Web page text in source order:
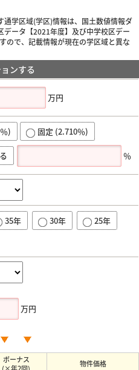
学区域(学区)情報は、国土数値情報ダ
データ【2021年度】及び中学校区デー
ので、記載情報が現在の学区域と異な
ンする
万円
) 固定 (2.710％)
％
35年 30年
25年
万円
ボーナス
物件価格